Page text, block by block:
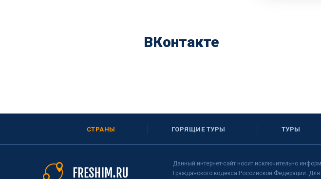
ВКонтакте
СТРАНЫ ГОРЯЩИЕ ТУРЫ ТУРЫ
Данный интернет-сайт носит исключительно
Гражданского кодекса Российской Федерации.